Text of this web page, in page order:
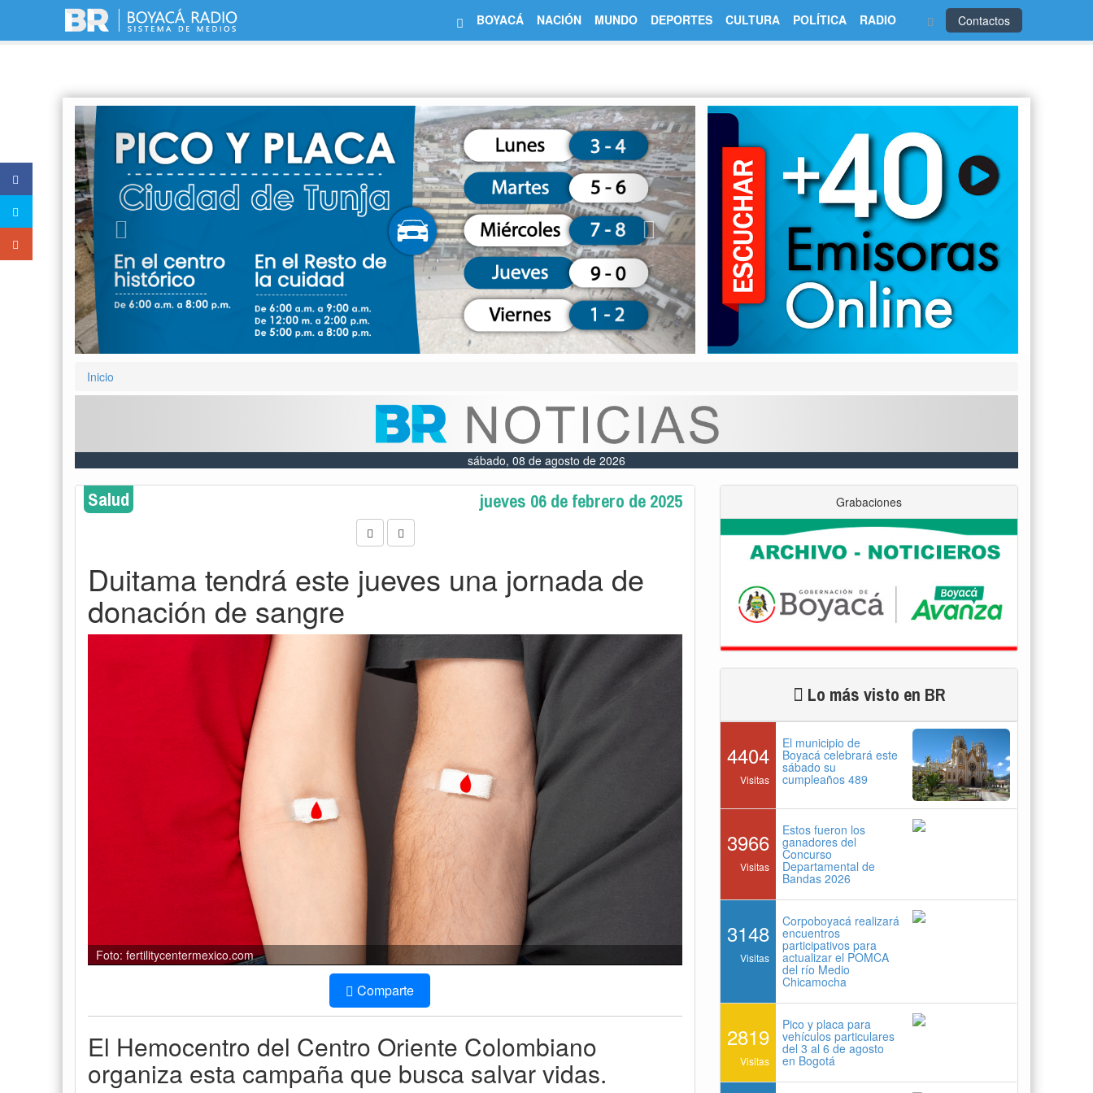
Contactos
BOYACÁ NACIÓN MUNDO DEPORTES CULTURA POLÍTICA RADIO
Next
Inicio
sábado, 08 de agosto de 2026
Salud jueves 06 de febrero de 2025
Duitama tendrá este jueves una jornada de
donación de sangre
Foto: fertilitycentermexico.com
Comparte
El Hemocentro del Centro Oriente Colombiano
organiza esta campaña que busca salvar vidas.
Grabaciones
Lo más visto en BR
4404
Visitas
El municipio de
Boyacá celebrará este
sábado su
cumpleaños 489
3966
Visitas
Estos fueron los
ganadores del
Concurso
Departamental de
Bandas 2026
3148
Visitas
Corpoboyacá realizará
encuentros
participativos para
actualizar el POMCA
del río Medio
Chicamocha
2819
Visitas
Pico y placa para
vehículos particulares
del 3 al 6 de agosto
en Bogotá